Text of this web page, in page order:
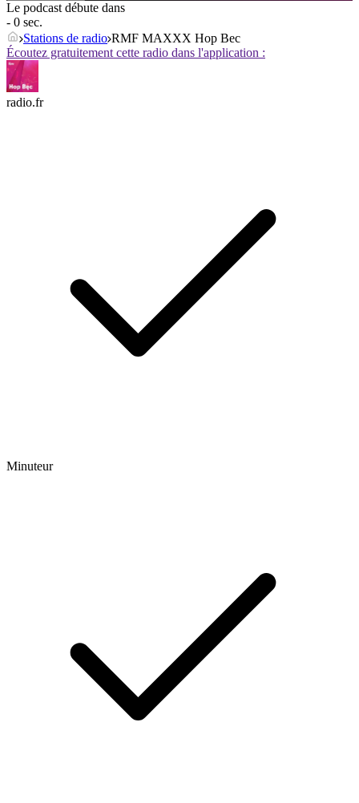
Le podcast débute dans
- 0 sec.
Stations de radio RMF MAXXX Hop Bec
Écoutez gratuitement cette radio dans l'application :
radio.fr
Minuteur